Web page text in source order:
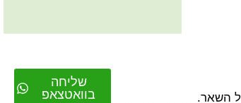
שליחה
בוואטצאפ